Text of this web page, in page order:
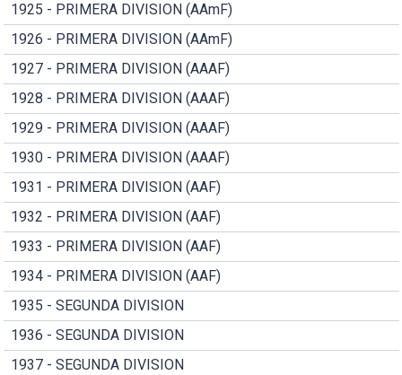
1925 - PRIMERA DIVISION (AAmF)
1926 - PRIMERA DIVISION (AAmF)
1927 - PRIMERA DIVISION (AAAF)
1928 - PRIMERA DIVISION (AAAF)
1929 - PRIMERA DIVISION (AAAF)
1930 - PRIMERA DIVISION (AAAF)
1931 - PRIMERA DIVISION (AAF)
1932 - PRIMERA DIVISION (AAF)
1933 - PRIMERA DIVISION (AAF)
1934 - PRIMERA DIVISION (AAF)
1935 - SEGUNDA DIVISION
1936 - SEGUNDA DIVISION
1937 - SEGUNDA DIVISION